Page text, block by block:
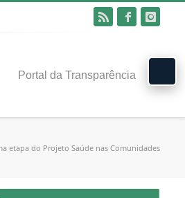
Portal da Transparência
etapa do Projeto Saúde nas Comunidades